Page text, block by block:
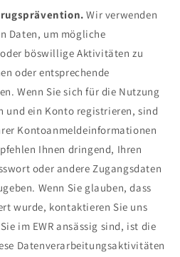
Wir verwenden
Daten, um mögliche
böswillige Aktivitäten zu
oder entsprechende
Wenn Sie sich für die Nutzung
und ein Konto registrieren, sind
Kontoanmeldeinformationen
Ihnen dringend, Ihren
oder andere Zugangsdaten
Wenn Sie glauben, dass
wurde, kontaktieren Sie uns
im EWR ansässig sind, ist die
Datenverarbeitungsaktivitäten